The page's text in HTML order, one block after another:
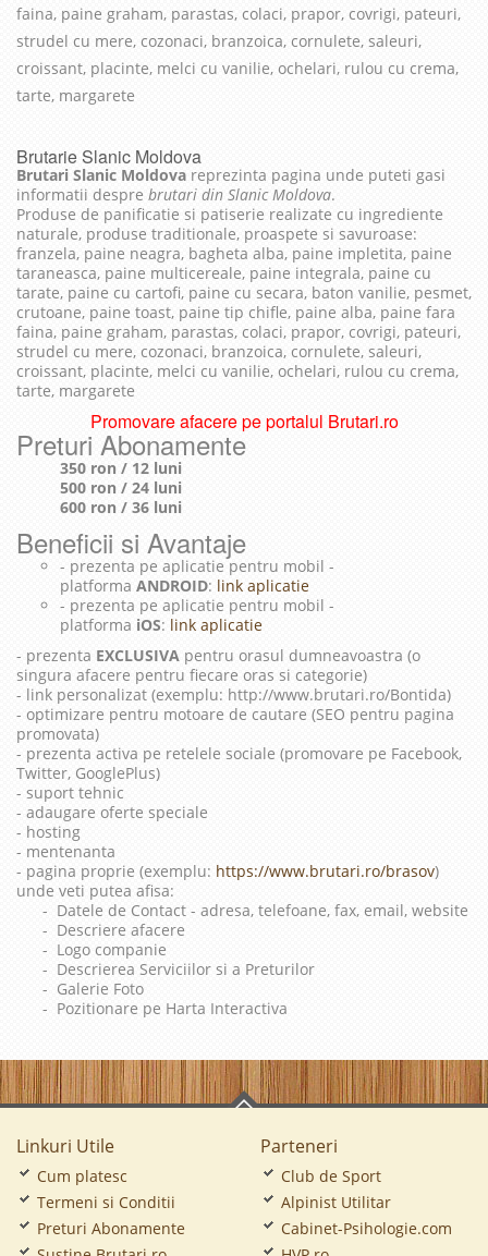
faina, paine graham, parastas, colaci, prapor, covrigi, pateuri,
strudel cu mere, cozonaci, branzoica, cornulete, saleuri,
croissant, placinte, melci cu vanilie, ochelari, rulou cu crema,
tarte, margarete
Brutarie Slanic Moldova
Brutari Slanic Moldova reprezinta pagina unde puteti gasi
informatii despre brutari din Slanic Moldova.
Produse de panificatie si patiserie realizate cu ingrediente
naturale, produse traditionale, proaspete si savuroase:
franzela, paine neagra, bagheta alba, paine impletita, paine
taraneasca, paine multicereale, paine integrala, paine cu
tarate, paine cu cartofi, paine cu secara, baton vanilie, pesmet,
crutoane, paine toast, paine tip chifle, paine alba, paine fara
faina, paine graham, parastas, colaci, prapor, covrigi, pateuri,
strudel cu mere, cozonaci, branzoica, cornulete, saleuri,
croissant, placinte, melci cu vanilie, ochelari, rulou cu crema,
tarte, margarete
Promovare afacere pe portalul Brutari.ro
Preturi Abonamente
350 ron / 12 luni
500 ron / 24 luni
600 ron / 36 luni
Beneficii si Avantaje
- prezenta pe aplicatie pentru mobil -
platforma ANDROID: link aplicatie
- prezenta pe aplicatie pentru mobil -
platforma iOS: link aplicatie
- prezenta EXCLUSIVA pentru orasul dumneavoastra (o
singura afacere pentru fiecare oras si categorie)
- link personalizat (exemplu: http://www.brutari.ro/Bontida)
- optimizare pentru motoare de cautare (SEO pentru pagina
promovata)
- prezenta activa pe retelele sociale (promovare pe Facebook,
Twitter, GooglePlus)
- suport tehnic
- adaugare oferte speciale
- hosting
- mentenanta
- pagina proprie (exemplu: https://www.brutari.ro/brasov)
unde veti putea afisa:
- Datele de Contact - adresa, telefoane, fax, email, website
- Descriere afacere
- Logo companie
- Descrierea Serviciilor si a Preturilor
- Galerie Foto
- Pozitionare pe Harta Interactiva
Linkuri Utile
Cum platesc
Termeni si Conditii
Preturi Abonamente
Parteneri
Club de Sport
Alpinist Utilitar
Cabinet-Psihologie.com